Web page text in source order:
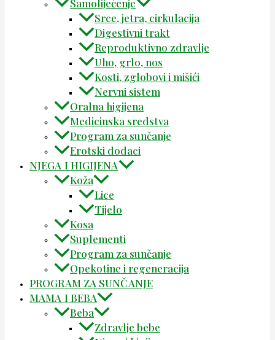
Samoliječenje
Srce, jetra, cirkulacija
Digestivni trakt
Reproduktivno zdravlje
Uho, grlo, nos
Kosti, zglobovi i mišići
Nervni sistem
Oralna higijena
Medicinska sredstva
Program za sunčanje
Erotski dodaci
NJEGA I HIGIJENA
Koža
Lice
Tijelo
Kosa
Suplementi
Program za sunčanje
Opekotine i regeneracija
PROGRAM ZA SUNČANJE
MAMA I BEBA
Beba
Zdravlje bebe